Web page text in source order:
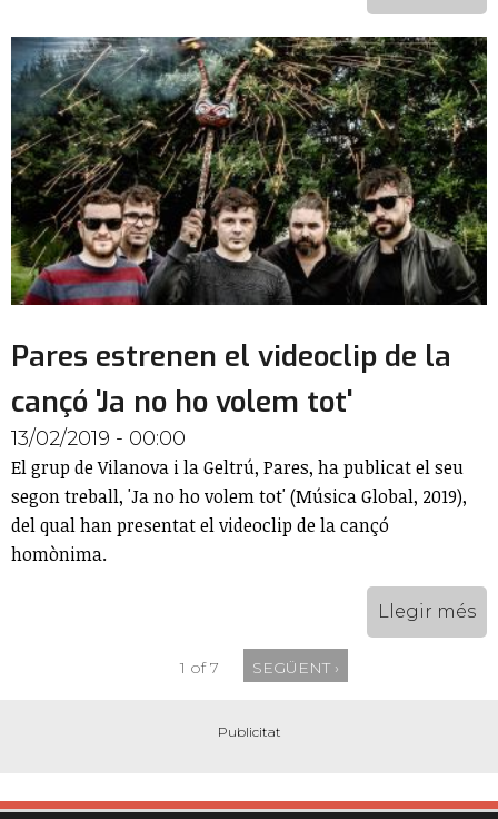
Pares estrenen el videoclip de la
cançó 'Ja no ho volem tot'
13/02/2019 - 00:00
El grup de Vilanova i la Geltrú, Pares, ha publicat el seu
segon treball, 'Ja no ho volem tot' (Música Global, 2019),
del qual han presentat el videoclip de la cançó
homònima.
Llegir més
1 of 7 SEGÜENT ›